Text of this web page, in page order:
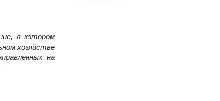
в котором
хозяйстве
на
вопросы повышения производительности труда в ЖКХ